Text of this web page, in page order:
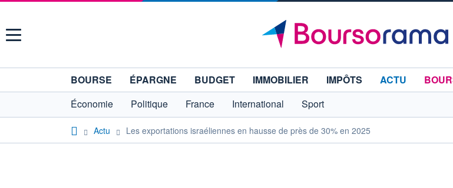
Menu
BOURSE ÉPARGNE BUDGET IMMOBILIER IMPÔTS ACTU
Économie
Politique France International Sport
Actu Les exportations israéliennes en hausse de près de 30% en 2025